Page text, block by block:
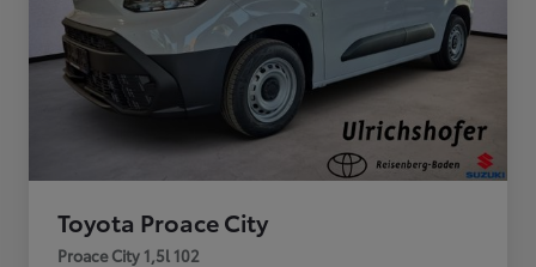
Toyota Proace City
Proace City 1,5l 102